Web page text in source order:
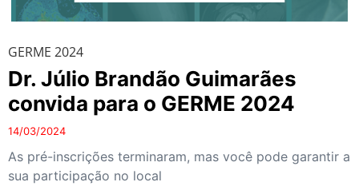
GERME 2024
Dr. Júlio Brandão Guimarães
convida para o GERME 2024
14/03/2024
As pré-inscrições terminaram, mas você pode garantir a
sua participação no local